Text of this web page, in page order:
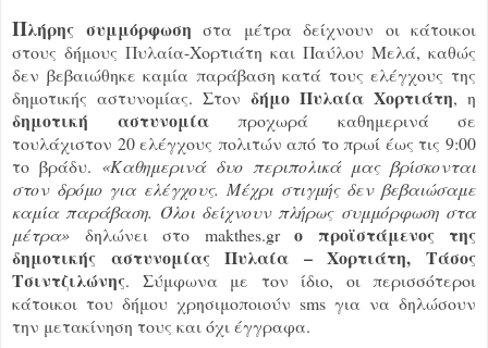
Πλήρης συμμόρφωση στα μέτρα δείχνουν οι κάτοικοι
στους δήμους Πυλαία-Χορτιάτη και Παύλου Μελά, καθώς
δεν βεβαιώθηκε καμία παράβαση κατά τους ελέγχους της
δημοτικής αστυνομίας. Στον δήμο Πυλαία Χορτιάτη, η
δημοτική αστυνομία προχωρά καθημερινά σε
τουλάχιστον 20 ελέγχους πολιτών από το πρωί έως τις 9:00
το βράδυ. «Καθημερινά δυο περιπολικά μας βρίσκονται
στον δρόμο για ελέγχους. Μέχρι στιγμής δεν βεβαιώσαμε
καμία παράβαση. Όλοι δείχνουν πλήρως συμμόρφωση στα
μέτρα» δηλώνει στο makthes.gr o προϊστάμενος της
δημοτικής αστυνομίας Πυλαία – Χορτιάτη, Τάσος
Τσιντζιλώνης. Σύμφωνα με τον ίδιο, οι περισσότεροι
κάτοικοι του δήμου χρησιμοποιούν sms για να δηλώσουν
την μετακίνηση τους και όχι έγγραφα.